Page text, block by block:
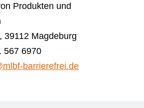
Produkten und
39112 Magdeburg
567 6970
barrierefrei.de